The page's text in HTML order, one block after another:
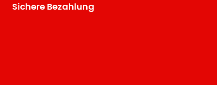
Sichere Bezahlung